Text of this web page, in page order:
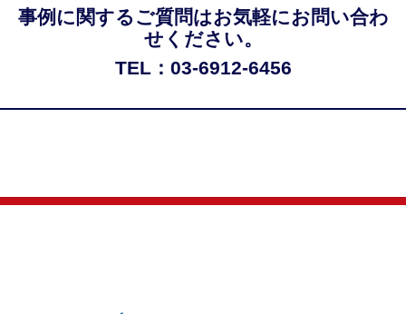
事例に関するご質問はお気軽にお問い合わ
せください。
TEL：03-6912-6456